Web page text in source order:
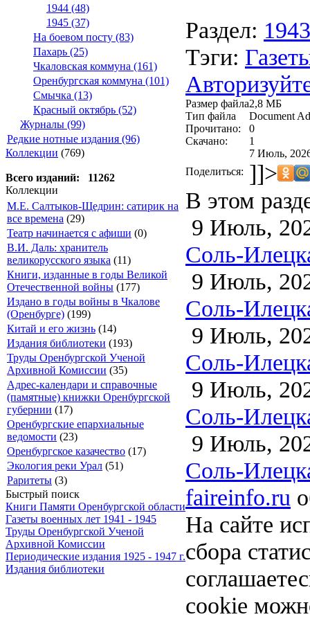
1944 (48)
1945 (37)
На боевом посту (83)
Пахарь (25)
Чкаловская коммуна (161)
Оренбургская коммуна (101)
Смычка (13)
Красный октябрь (52)
Журналы (99)
Редкие нотные издания (96)
Коллекции (769)
Всего изданий: 11262
Коллекции
М.Е. Салтыков-Щедрин: сатирик на
все времена (29)
Театр начинается с афиши (0)
В.И. Даль: хранитель
великорусского языка (11)
Книги, изданные в годы Великой
Отечественной войны (177)
Издано в годы войны в Чкалове
(Оренбурге) (199)
Китай и его жизнь (14)
Издания библиотеки (193)
Труды Оренбургской Ученой
Архивной Комиссии (35)
Адрес-календари и справочные
(памятные) книжки Оренбургской
губернии (17)
Оренбургские епархиальные
ведомости (23)
Оренбургское казачество (17)
Экология реки Урал (51)
Раритеты (3)
Быстрый поиск
Книги Памяти Оренбургской области
Газеты военных лет 1941 - 1945
Труды Оренбургской Ученой
Архивной Комиссии
Периодические издания 1925 - 1947 г.
Издания библиотеки
Раздел: 1943
Тэги:
Размер файла2,8 МБ
Тип файла
Document
Прочитано:
0
Скачано:
1
7 Июль,
Поделиться: ]]>
В этом
9 Июль,
Соль-
9 Июль,
Соль-
9 Июль,
Соль-
9 Июль,
Соль-
9 Июль,
Соль-
faireinfo.ru
На сайте
сбора
cookie